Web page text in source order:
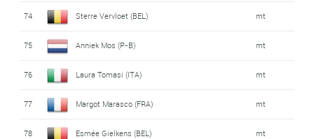
74 Sterre Vervloet (BEL) mt
75 Anniek Mos (P-B) mt
76 Laura Tomasi (ITA) mt
77 Margot Marasco (FRA) mt
78 Esmée Gielkens (BEL) mt